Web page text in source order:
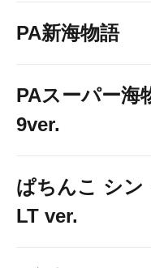
PA新海物語
PAスーパー海
9ver.
ぱちんこ シン
LT ver.